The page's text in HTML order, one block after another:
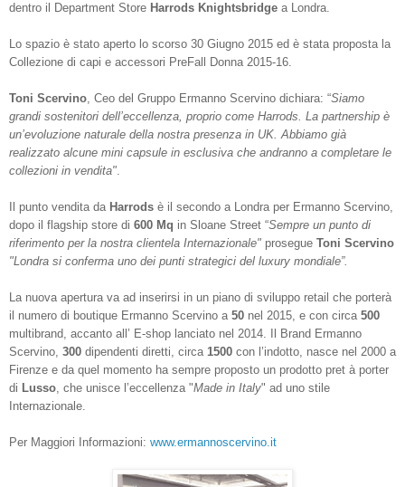
dentro il Department Store Harrods Knightsbridge a Londra.
Lo spazio è stato aperto lo scorso 30 Giugno 2015 ed è stata proposta la
Collezione di capi e accessori PreFall Donna 2015-16.
Toni Scervino, Ceo del Gruppo Ermanno Scervino dichiara: “Siamo
grandi sostenitori dell’eccellenza, proprio come Harrods. La partnership è
un’evoluzione naturale della nostra presenza in UK. Abbiamo già
realizzato alcune mini capsule in esclusiva che andranno a completare le
collezioni in vendita".
Il punto vendita da Harrods è il secondo a Londra per Ermanno Scervino,
dopo il flagship store di 600 Mq in Sloane Street “Sempre un punto di
riferimento per la nostra clientela Internazionale" prosegue Toni Scervino
"Londra si conferma uno dei punti strategici del luxury mondiale”.
La nuova apertura va ad inserirsi in un piano di sviluppo retail che porterà
il numero di boutique Ermanno Scervino a 50 nel 2015, e con circa 500
multibrand, accanto all’ E-shop lanciato nel 2014. Il Brand Ermanno
Scervino, 300 dipendenti diretti, circa 1500 con l’indotto, nasce nel 2000 a
Firenze e da quel momento ha sempre proposto un prodotto pret à porter
di Lusso, che unisce l’eccellenza "Made in Italy" ad uno stile
Internazionale.
Per Maggiori Informazioni: www.ermannoscervino.it